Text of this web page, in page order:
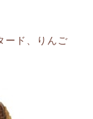
ード、りんご